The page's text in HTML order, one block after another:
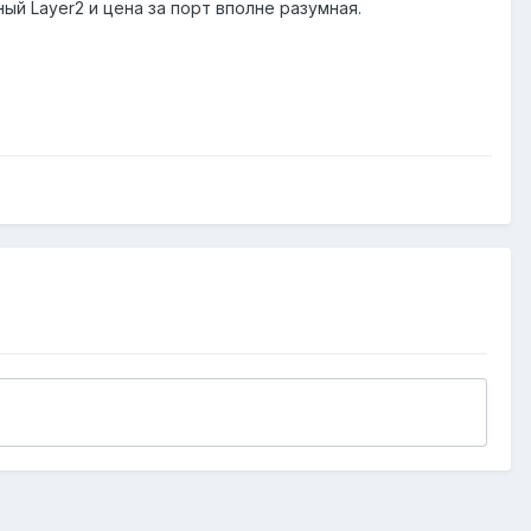
Layer2 и цена за порт вполне разумная.